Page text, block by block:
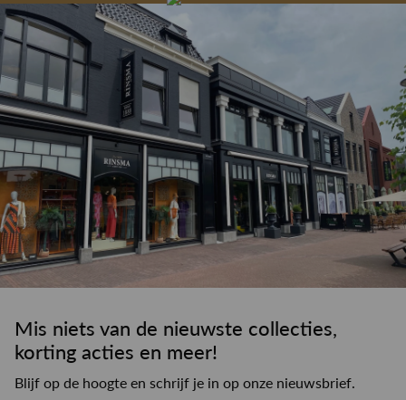
drankje
de winkel
kledingadvies
winkeloppervlak
Mis niets van de nieuwste collecties,
korting acties en meer!
Blijf op de hoogte en schrijf je in op onze nieuwsbrief.